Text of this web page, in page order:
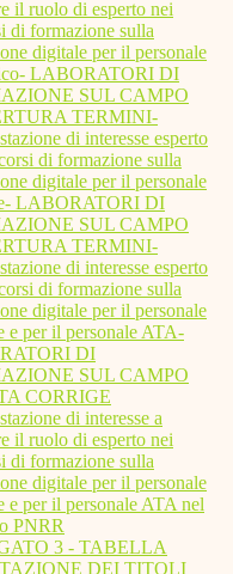
il ruolo di esperto nei
di formazione sulla
digitale per il personale
LABORATORI DI
SUL CAMPO
TERMINI-
di interesse esperto
di formazione sulla
digitale per il personale
LABORATORI DI
SUL CAMPO
TERMINI-
di interesse esperto
di formazione sulla
digitale per il personale
e per il personale ATA-
DI
SUL CAMPO
CORRIGE
di interesse a
il ruolo di esperto nei
di formazione sulla
digitale per il personale
e per il personale ATA nel
PNRR
3 - TABELLA
DEI TITOLI